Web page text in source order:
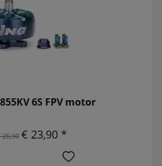
6S FPV motor
26,90 € 23,90 *